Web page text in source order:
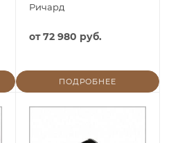
Ричард
от72 980 руб.
ПОДРОБНЕЕ